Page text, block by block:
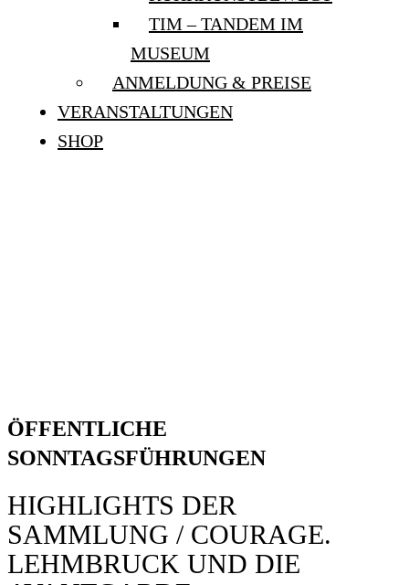
TIM – TANDEM IM
MUSEUM
ANMELDUNG & PREISE
VERANSTALTUNGEN
SHOP
ÖFFENTLICHE
SONNTAGSFÜHRUNGEN
HIGHLIGHTS DER
SAMMLUNG / COURAGE.
LEHMBRUCK UND DIE